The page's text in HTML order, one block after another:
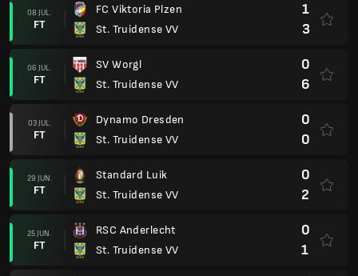
08 JUL.
FT
FC Viktoria Plzen
St. Truidense VV
1
3
06 JUL.
FT
SV Worgl
St. Truidense VV
0
6
03 JUL.
FT
Dynamo Dresden
St. Truidense VV
0
0
29 JUN.
FT
Standard Luik
St. Truidense VV
0
2
25 JUN.
FT
RSC Anderlecht
St. Truidense VV
0
1